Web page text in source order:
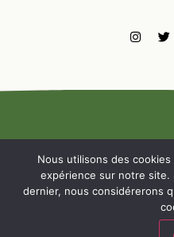
LÉGALES
Nous utilisons des
expérience sur notre site.
dernier, nous considérerons